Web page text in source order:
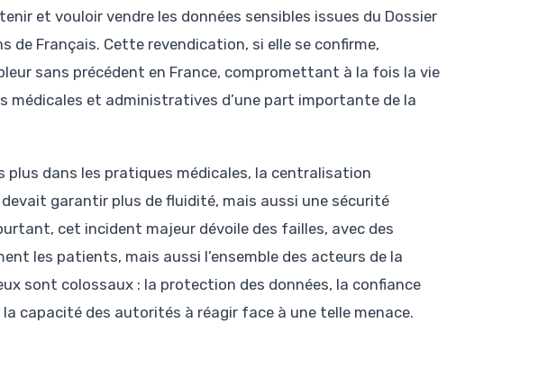
et vouloir vendre les données sensibles issues du Dossier
de Français. Cette revendication, si elle se confirme,
sans précédent en France, compromettant à la fois la vie
et administratives d’une part importante de la
plus dans les pratiques médicales, la centralisation
garantir plus de fluidité, mais aussi une sécurité
cet incident majeur dévoile des failles, avec des
les patients, mais aussi l’ensemble des acteurs de la
sont colossaux : la protection des données, la confiance
capacité des autorités à réagir face à une telle menace.